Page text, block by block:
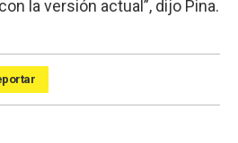
la versión actual”, dijo Pina.